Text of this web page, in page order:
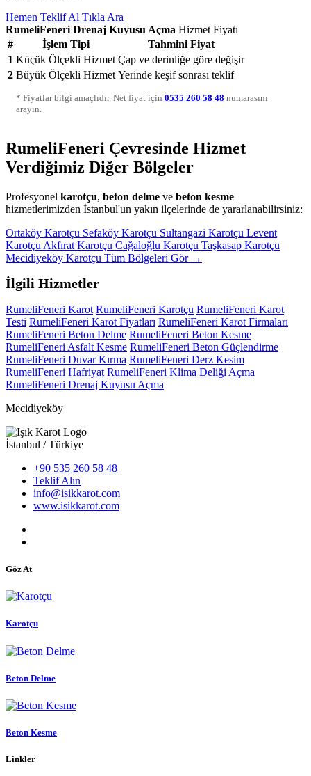
Hemen Teklif Al Tıkla Ara
RumeliFeneri Drenaj Kuyusu Açma Hizmet Fiyatı
#
İşlem Tipi
Tahmini Fiyat
1 Küçük Ölçekli Hizmet Çap ve derinliğe göre değişir
2 Büyük Ölçekli Hizmet Yerinde keşif sonrası teklif
* Fiyatlar bilgi amaçlıdır. Net fiyat için 0535 260 58 48 numarasını
arayın.
RumeliFeneri Çevresinde Hizmet
Verdiğimiz Diğer Bölgeler
Profesyonel karotçu, beton delme ve beton kesme
hizmetlerimizden İstanbul'un yakın ilçelerinde de yararlanabilirsiniz:
Ortaköy Karotçu Sefaköy Karotçu Sultangazi Karotçu Levent
Karotçu Akfırat Karotçu Cağaloğlu Karotçu Taşkasap Karotçu
Mecidiyeköy Karotçu Tüm Bölgeleri Gör →
İlgili Hizmetler
RumeliFeneri Karot RumeliFeneri Karotçu RumeliFeneri Karot
Testi RumeliFeneri Karot Fiyatları RumeliFeneri Karot Firmaları
RumeliFeneri Beton Delme RumeliFeneri Beton Kesme
RumeliFeneri Asfalt Kesme RumeliFeneri Beton Güçlendirme
RumeliFeneri Duvar Kırma RumeliFeneri Derz Kesim
RumeliFeneri Hafriyat RumeliFeneri Klima Deliği Açma
RumeliFeneri Drenaj Kuyusu Açma
Mecidiyeköy
İstanbul / Türkiye
+90 535 260 58 48
Teklif Alın
info@isikkarot.com
www.isikkarot.com
Göz At
Karotçu
Beton Delme
Beton Kesme
Linkler